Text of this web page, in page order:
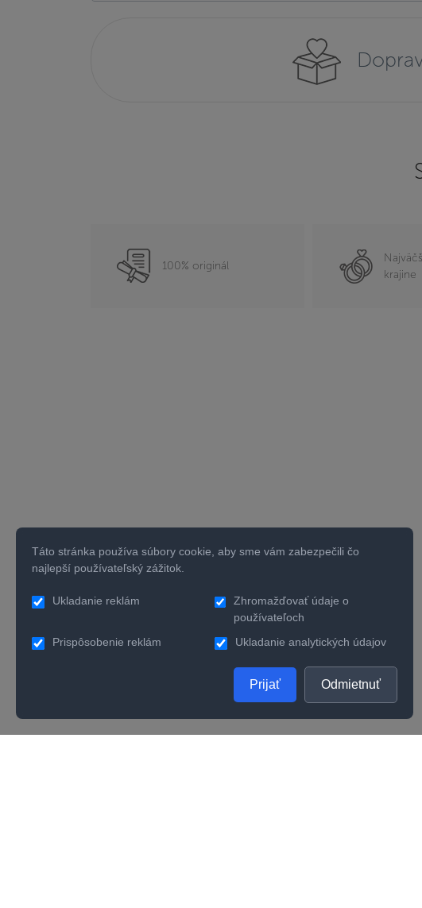
100% originál
krajine
Táto stránka používa súbory cookie, aby sme vám zabezpečili čo
najlepší používateľský zážitok.
Ukladanie reklám
Zhromažďovať údaje o
používateľoch
Prispôsobenie reklám
Ukladanie analytických údajov
Prijať Odmietnuť